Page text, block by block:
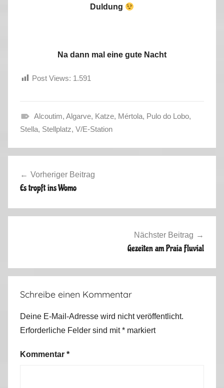
Duldung
Na dann mal eine gute Nacht
Post Views: 1.591
F
a
e
,
P
u
Alcoutim, Algarve, Katze, Mértola, Pulo do Lobo,
Stella, Stellplatz, V/E-Station
Vorheriger Beitrag
Es tropft ins Womo
Nächster Beitrag
Gezeiten am Praia Fluvial
Schreibe einen Kommentar
Deine E-Mail-Adresse wird nicht veröffentlicht.
Erforderliche Felder sind mit* markiert
Kommentar *